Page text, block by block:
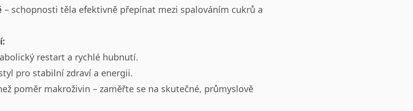
– schopnosti těla efektivně přepínat mezi spalováním cukrů a
restart a rychlé hubnutí.
pro stabilní zdraví a energii.
poměr makroživin – zaměřte se na skutečné, průmyslově